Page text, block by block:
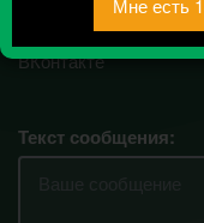
Текст сообщения: